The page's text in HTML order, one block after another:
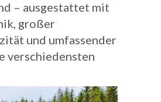
– ausgestattet mit
großer
und umfassender
verschiedensten